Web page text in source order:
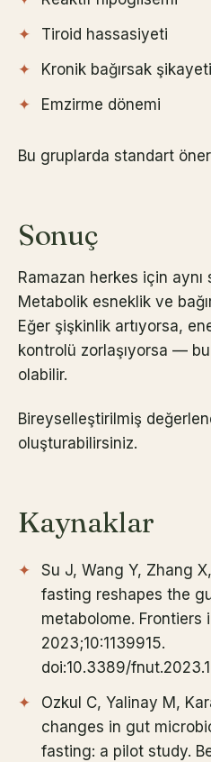
Tiroid hassasiyeti
Kronik bağırsak şikayeti
Emzirme dönemi
Bu gruplarda standart
Sonuç
Ramazan herkes için aynı
Metabolik esneklik ve
Eğer şişkinlik artıyorsa,
kontrolü zorlaşıyorsa —
olabilir.
Bireyselleştirilmiş
oluşturabilirsiniz.
Kaynaklar
Su J, Wang Y, Zhang
fasting reshapes the
metabolome. Frontiers
2023;10:1139915.
doi:10.3389/
Ozkul C, Yalinay M,
changes in gut
fasting: a pilot study.